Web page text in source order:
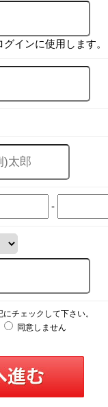
インに使用します。
-
チェックして下さい。
同意しません